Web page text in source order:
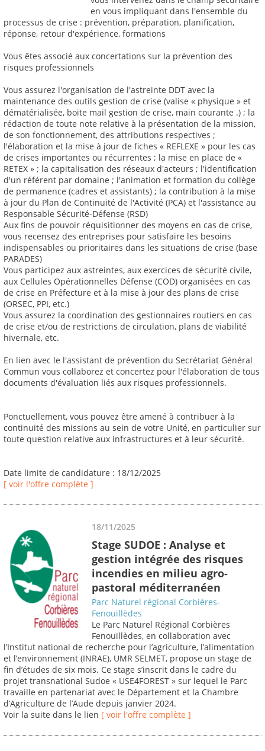
en vous impliquant dans l'ensemble du
processus de crise : prévention, préparation, planification,
réponse, retour d'expérience, formations
Vous êtes associé aux concertations sur la prévention des
risques professionnels
Vous assurez l'organisation de l'astreinte DDT avec la
maintenance des outils gestion de crise (valise « physique » et
dématérialisée, boite mail gestion de crise, main courante .) ; la
rédaction de toute note relative à la présentation de la mission,
de son fonctionnement, des attributions respectives ;
l'élaboration et la mise à jour de fiches « REFLEXE » pour les cas
de crises importantes ou récurrentes ; la mise en place de «
RETEX » ; la capitalisation des réseaux d'acteurs ; l'identification
d'un référent par domaine ; l'animation et formation du collège
de permanence (cadres et assistants) ; la contribution à la mise
à jour du Plan de Continuité de l'Activité (PCA) et l'assistance au
Responsable Sécurité-Défense (RSD)
Aux fins de pouvoir réquisitionner des moyens en cas de crise,
vous recensez des entreprises pour satisfaire les besoins
indispensables ou prioritaires dans les situations de crise (base
PARADES)
Vous participez aux astreintes, aux exercices de sécurité civile,
aux Cellules Opérationnelles Défense (COD) organisées en cas
de crise en Préfecture et à la mise à jour des plans de crise
(ORSEC, PPI, etc.)
Vous assurez la coordination des gestionnaires routiers en cas
de crise et/ou de restrictions de circulation, plans de viabilité
hivernale, etc.
En lien avec le l'assistant de prévention du Secrétariat Général
Commun vous collaborez et concertez pour l'élaboration de tous
documents d'évaluation liés aux risques professionnels.
Ponctuellement, vous pouvez être amené à contribuer à la
continuité des missions au sein de votre Unité, en particulier sur
toute question relative aux infrastructures et à leur sécurité.
Date limite de candidature : 18/12/2025
[ voir l'offre complète ]
18/11/2025
Stage SUDOE : Analyse et
gestion intégrée des risques
incendies en milieu agro-
pastoral méditerranéen
Parc Naturel régional Corbières-
Fenouillèdes
Le Parc Naturel Régional Corbières
Fenouillèdes, en collaboration avec
l’Institut national de recherche pour l’agriculture, l’alimentation
et l’environnement (INRAE), UMR SELMET, propose un stage de
fin d’études de six mois. Ce stage s’inscrit dans le cadre du
projet transnational Sudoe « USE4FOREST » sur lequel le Parc
travaille en partenariat avec le Département et la Chambre
d’Agriculture de l’Aude depuis janvier 2024.
Voir la suite dans le lien [ voir l'offre complète ]